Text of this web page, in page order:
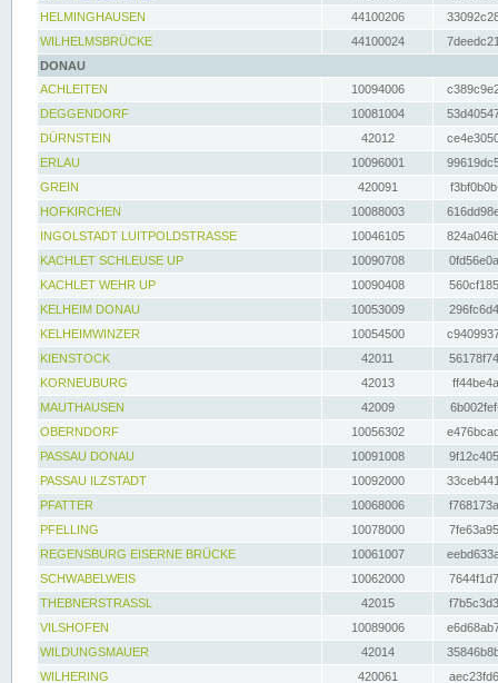
HELMINGHAUSEN
44100206
WILHELMSBRÜCKE
44100024
DONAU
ACHLEITEN
10094006
DEGGENDORF
10081004
DÜRNSTEIN
42012
ERLAU
10096001
GREIN
420091
HOFKIRCHEN
10088003
INGOLSTADT LUITPOLDSTRASSE
10046105
KACHLET SCHLEUSE UP
10090708
KACHLET WEHR UP
10090408
KELHEIM DONAU
10053009
KELHEIMWINZER
10054500
KIENSTOCK
42011
KORNEUBURG
42013
MAUTHAUSEN
42009
OBERNDORF
10056302
PASSAU DONAU
10091008
PASSAU ILZSTADT
10092000
PFATTER
10068006
PFELLING
10078000
REGENSBURG EISERNE BRÜCKE
10061007
SCHWABELWEIS
10062000
THEBNERSTRASSL
42015
VILSHOFEN
10089006
WILDUNGSMAUER
42014
WILHERING
420061